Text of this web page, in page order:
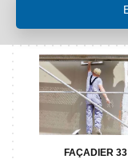
FAÇADIER 33